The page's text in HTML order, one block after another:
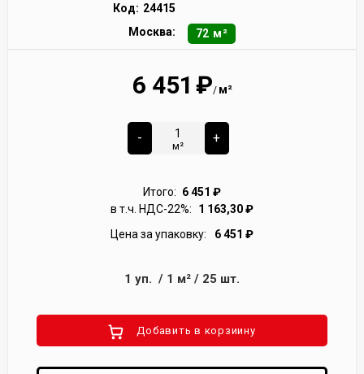
Код: 24415
Москва:
72 м²
6 451 ₽/ м²
-
м²
+
Итого: 6 451 ₽
в т.ч. НДС-22%:
1 163,30₽
Цена за упаковку:
6 451 ₽
1 уп. / 1 м² / 25 шт.
Добавить в корзиину